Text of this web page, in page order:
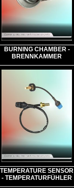
BURNING CHAMBER -
BRENNKAMMER
TEMPERATURE SENSOR
- TEMPERATURFÜHLER